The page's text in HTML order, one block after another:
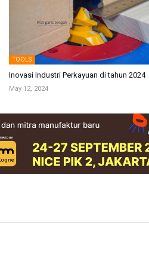
TOOLS
Inovasi Industri Perkayuan di tahun 2024
May 12, 2024